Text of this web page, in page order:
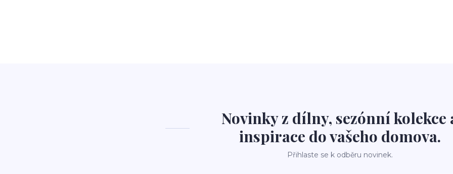
Novinky z dílny, sezónní kolekce
inspirace do vašeho domova.
Přihlaste se k odběru novinek.